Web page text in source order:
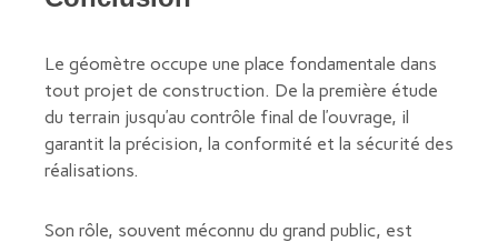
Le géomètre occupe une place fondamentale dans
tout projet de construction. De la première étude
du terrain jusqu’au contrôle final de l’ouvrage, il
garantit la précision, la conformité et la sécurité des
réalisations.
Son rôle, souvent méconnu du grand public, est